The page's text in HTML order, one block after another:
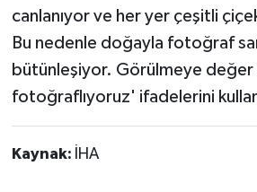
canlanıyor ve her yer çeşitli
Bu nedenle doğayla fotoğraf
bütünleşiyor. Görülmeye değer
fotoğraflıyoruz' ifadelerini
Kaynak: İHA